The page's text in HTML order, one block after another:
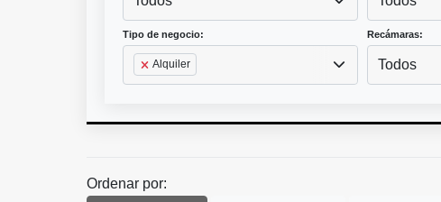
Tipo de negocio:
Alquiler
Recámaras:
Todos
Ordenar por: